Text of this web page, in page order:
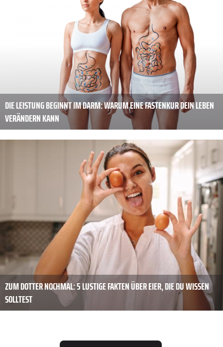
DIE LEISTUNG BEGINNT IM DARM: WARUM EINE FASTENKUR DEIN LEBEN
VERÄNDERN KANN
ZUM DOTTER NOCHMAL: 5 LUSTIGE FAKTEN ÜBER EIER, DIE DU WISSEN
SOLLTEST